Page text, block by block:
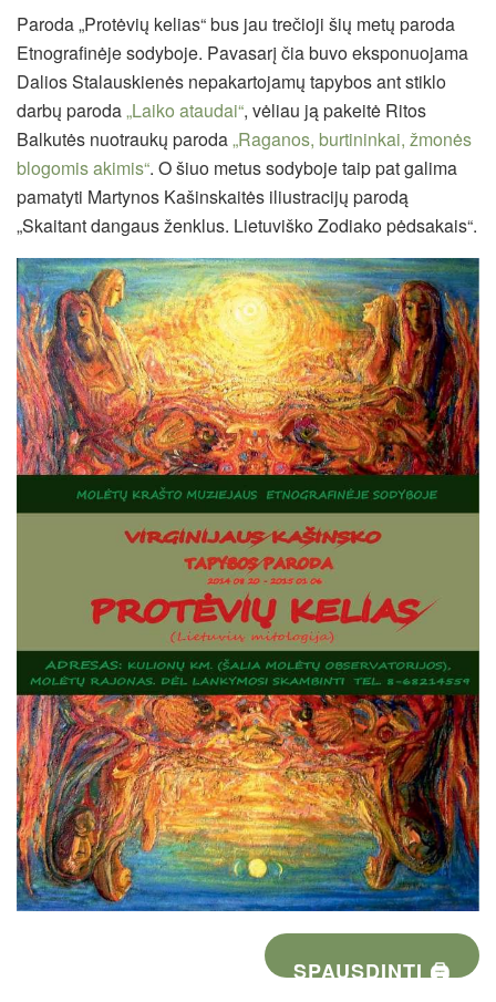
Paroda „Protėvių kelias“ bus jau trečioji šių metų paroda
Etnografinėje sodyboje. Pavasarį čia buvo eksponuojama
Dalios Stalauskienės nepakartojamų tapybos ant stiklo
darbų paroda„Laiko ataudai“, vėliau ją pakeitė Ritos
Balkutės nuotraukų paroda„Raganos, burtininkai, žmonės
blogomis akimis“. O šiuo metus sodyboje taip pat galima
pamatyti Martynos Kašinskaitės iliustracijų parodą
„Skaitant dangaus ženklus. Lietuviško Zodiako pėdsakais“.
SPAUSDINTI 🖨